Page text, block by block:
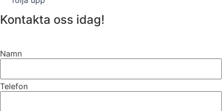
Kontakta oss idag!
Namn
Telefon